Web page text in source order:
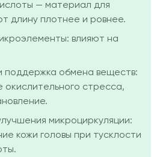
— материал для
длину плотнее и ровнее.
влияют на
поддержка обмена веществ:
окислительного стресса,
микроциркуляции:
кожи головы при тусклости